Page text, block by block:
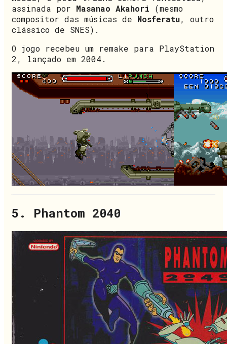
assinada por Masanao Akahori (mesmo
compositor das músicas de Nosferatu, outro
clássico de SNES).
O jogo recebeu um remake para PlayStation
2, lançado em 2004.
5. Phantom 2040